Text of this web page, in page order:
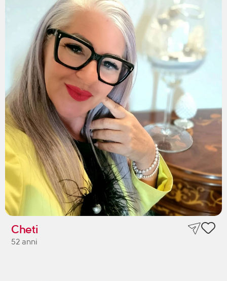
Cheti
52 anni